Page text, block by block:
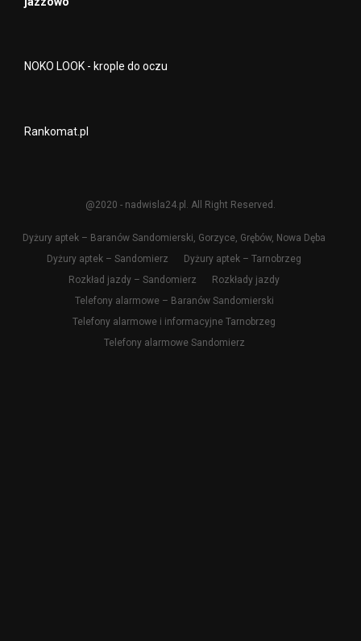
NOKO LOOK - krople do oczu
Rankomat.pl
@2020 - nadwisla24.pl. All Right Reserved.
Dyżury aptek – Baranów Sandomierski, Gorzyce, Grębów, Nowa Dęba
Dyżury aptek – Sandomierz
Dyżury aptek – Tarnobrzeg
Rozkład jazdy – Sandomierz
Rozkłady jazdy
Telefony alarmowe – Baranów Sandomierski
Telefony alarmowe i informacyjne Tarnobrzeg
Telefony alarmowe Sandomierz